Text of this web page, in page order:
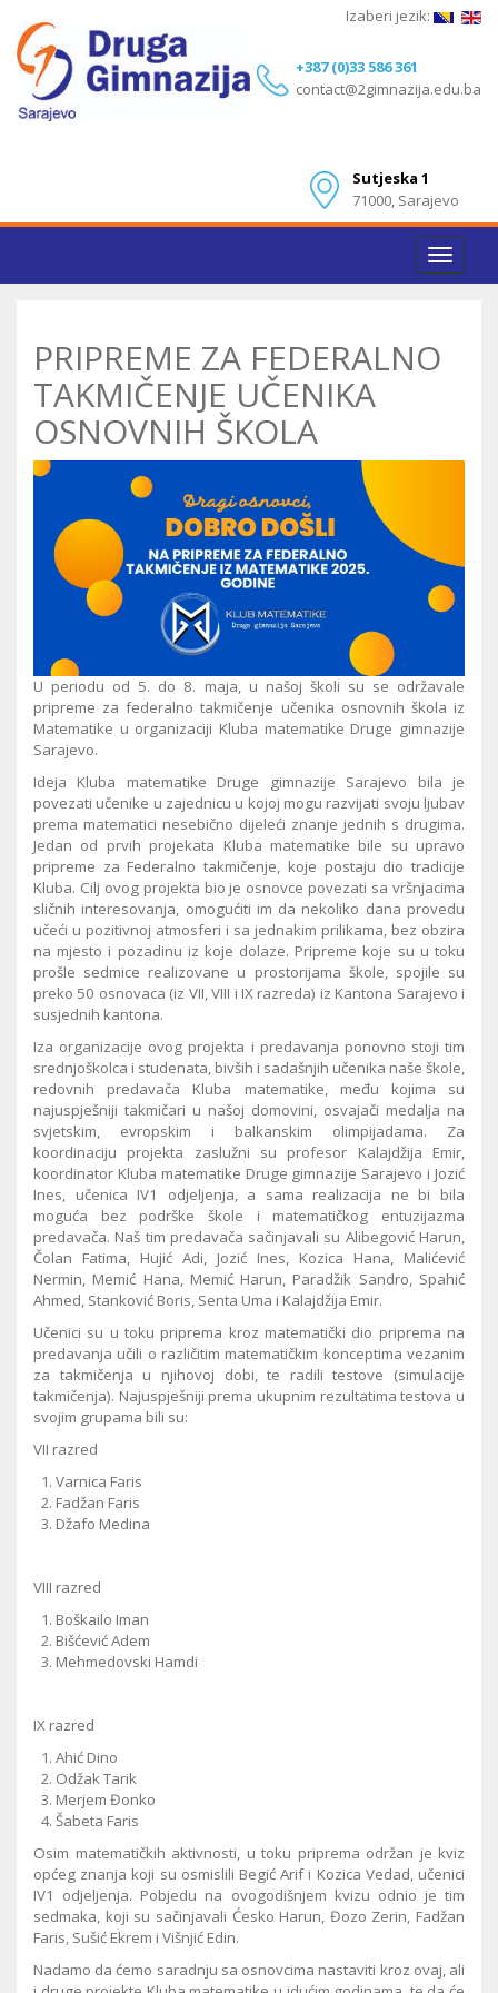
+387 (0)33 586 361
contact@2gimnazija.edu.ba
Sutjeska 1
71000, Sarajevo
Izaberi jezik:
Toggle
PRIPREME ZA FEDERALNO
TAKMIČENJE UČENIKA
OSNOVNIH ŠKOLA
U periodu od 5. do 8. maja, u našoj školi su se održavale
pripreme za federalno takmičenje učenika osnovnih škola iz
Matematike u organizaciji Kluba matematike Druge gimnazije
Sarajevo.
Ideja Kluba matematike Druge gimnazije Sarajevo bila je
povezati učenike u zajednicu u kojoj mogu razvijati svoju ljubav
prema matematici nesebično dijeleći znanje jednih s drugima.
Jedan od prvih projekata Kluba matematike bile su upravo
pripreme za Federalno takmičenje, koje postaju dio tradicije
Kluba. Cilj ovog projekta bio je osnovce povezati sa vršnjacima
sličnih interesovanja, omogućiti im da nekoliko dana provedu
učeći u pozitivnoj atmosferi i sa jednakim prilikama, bez obzira
na mjesto i pozadinu iz koje dolaze. Pripreme koje su u toku
prošle sedmice realizovane u prostorijama škole, spojile su
preko 50 osnovaca (iz VII, VIII i IX razreda) iz Kantona Sarajevo i
susjednih kantona.
Iza organizacije ovog projekta i predavanja ponovno stoji tim
srednjoškolca i studenata, bivših i sadašnjih učenika naše škole,
redovnih predavača Kluba matematike, među kojima su
najuspješniji takmičari u našoj domovini, osvajači medalja na
svjetskim, evropskim i balkanskim olimpijadama. Za
koordinaciju projekta zaslužni su profesor Kalajdžija Emir,
koordinator Kluba matematike Druge gimnazije Sarajevo i Jozić
Ines, učenica IV1 odjeljenja, a sama realizacija ne bi bila
moguća bez podrške škole i matematičkog entuzijazma
predavača. Naš tim predavača sačinjavali su Alibegović Harun,
Čolan Fatima, Hujić Adi, Jozić Ines, Kozica Hana, Malićević
Nermin, Memić Hana, Memić Harun, Paradžik Sandro, Spahić
Ahmed, Stanković Boris, Senta Uma i Kalajdžija Emir.
Učenici su u toku priprema kroz matematički dio priprema na
predavanja učili o različitim matematičkim konceptima vezanim
za takmičenja u njihovoj dobi, te radili testove (simulacije
takmičenja). Najuspješniji prema ukupnim rezultatima testova u
svojim grupama bili su:
VII razred
Varnica Faris
Fadžan Faris
Džafo Medina
VIII razred
Boškailo Iman
Bišćević Adem
Mehmedovski Hamdi
IX razred
Ahić Dino
Odžak Tarik
Merjem Đonko
Šabeta Faris
Osim matematičkih aktivnosti, u toku priprema održan je kviz
općeg znanja koji su osmislili Begić Arif i Kozica Vedad, učenici
IV1 odjeljenja. Pobjedu na ovogodišnjem kvizu odnio je tim
sedmaka, koji su sačinjavali Ćesko Harun, Đozo Zerin, Fadžan
Faris, Sušić Ekrem i Višnjić Edin.
Nadamo da ćemo saradnju sa osnovcima nastaviti kroz ovaj, ali